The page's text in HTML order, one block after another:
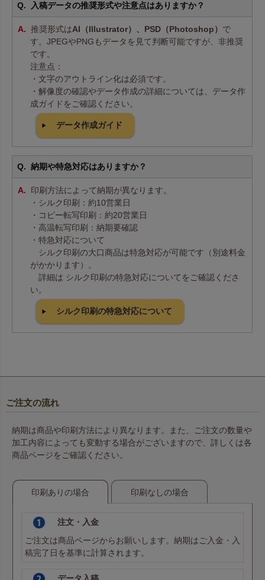
入稿データの推奨形式や注意点はありますか？
推奨形式はAI（Illustrator）、PSD（Photoshop） で
す。JPEGやPNGもデータを見て判断可能ですが、非推奨
です。
注意点：
・文字のアウトライン化は必須です。
・解像度の確認やデータ作成の詳細については、データ作
成ガイドをご確認ください。
データ作成ガイド
納期や特急対応はありますか？
印刷方法によって納期が異なります。
・シルク印刷：約10営業日
・コピー転写印刷：約20営業日
・高温転写印刷：納期要確認
・特急対応について
シルク印刷の大口商品は特急対応が可能です（別途料金
がかかります）。
詳細は シルク印刷の特急対応についてをご確認くださ
い。
シルク印刷の特急対応について
ご注文の流れ
納期は商品や印刷方法により異なります。また、ご注文の数量や
加工内容によっても変動する場合がございますので、詳しくは各
商品ページをご確認ください。
印刷ありの場合 印刷なしの場合
注文・入金
ご注文は商品ページからお願いします。納期はご入金・入
稿完了日を基準に計算されます。
データ入稿